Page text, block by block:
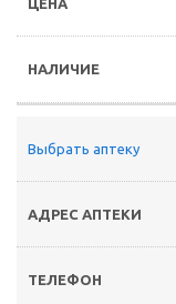
Выбрать аптеку